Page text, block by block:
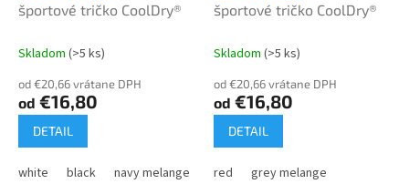
športové tričko CoolDry®
Skladom (>5 ks)
od €20,66 vrátane DPH
od €16,80
DETAIL
white black navy melange black melange olive melange
športové tričko CoolDry®
Skladom (>5 ks)
od €20,66 vrátane DPH
od €16,80
DETAIL
red grey melange